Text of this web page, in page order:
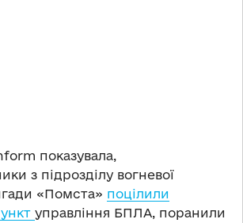
показувала,
з підрозділу вогневої
«Помста» поцілили
управління БПЛА, поранили